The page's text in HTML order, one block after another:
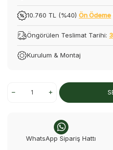
10.760 TL (%40) Ön Ödeme
Öngörülen Teslimat Tarihi:
Kurulum & Montaj
WhatsApp Sipariş Hattı